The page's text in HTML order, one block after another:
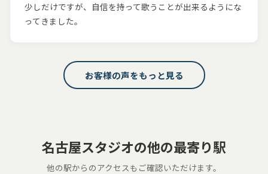
少しだけですが、自信を持って歌うことが出来るようにな
ってきました。
お客様の声をもっと見る
名古屋スタジオの他の最寄り駅
他の駅からのアクセスもご確認いただけます。